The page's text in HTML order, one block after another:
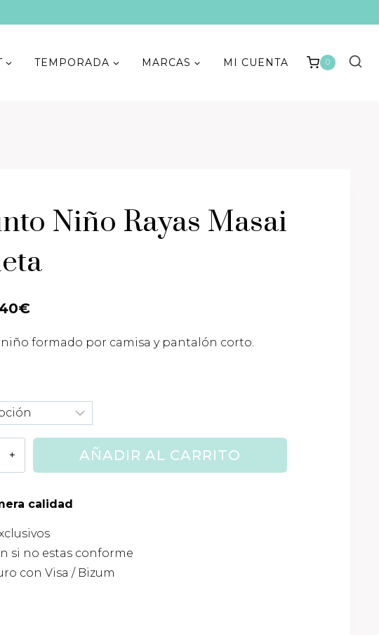
TEMPORADA MARCAS MI CUENTA 0
Niño Rayas Masai
€El
47,40€.
formado por camisa y pantalón corto.
AÑADIR AL CARRITO
calidad
si no estas conforme
con Visa / Bizum